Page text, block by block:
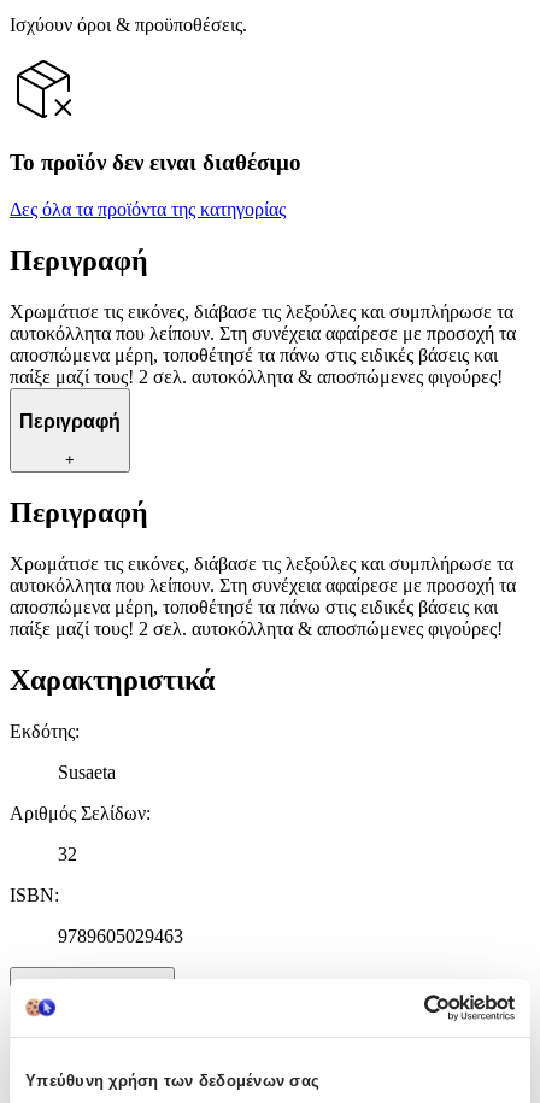
Υπεύθυνη χρήση των δεδομένων σας
Ισχύουν όροι & προϋποθέσεις.
Το προϊόν δεν ειναι διαθέσιμο
Δες όλα τα προϊόντα της κατηγορίας
Περιγραφή
Χρωμάτισε τις εικόνες, διάβασε τις λεξούλες και συμπλήρωσε τα
αυτοκόλλητα που λείπουν. Στη συνέχεια αφαίρεσε με προσοχή τα
αποσπώμενα μέρη, τοποθέτησέ τα πάνω στις ειδικές βάσεις και
παίξε μαζί τους! 2 σελ. αυτοκόλλητα & αποσπώμενες φιγούρες!
Περιγραφή
+
Περιγραφή
Χρωμάτισε τις εικόνες, διάβασε τις λεξούλες και συμπλήρωσε τα
αυτοκόλλητα που λείπουν. Στη συνέχεια αφαίρεσε με προσοχή τα
αποσπώμενα μέρη, τοποθέτησέ τα πάνω στις ειδικές βάσεις και
παίξε μαζί τους! 2 σελ. αυτοκόλλητα & αποσπώμενες φιγούρες!
Χαρακτηριστικά
Εκδότης:
Susaeta
Αριθμός Σελίδων:
32
ISBN:
9789605029463
Χαρακτηριστικά
+
Χαρακτηριστικά